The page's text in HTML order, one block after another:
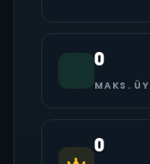
0
MAKS.
0